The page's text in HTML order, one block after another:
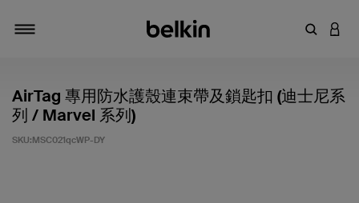
輸入關鍵
登入
AirTag 專用防水護殼連束帶及鎖匙扣 (迪士尼系
列 / Marvel 系列)
SKU:MSC021qcWP-DY